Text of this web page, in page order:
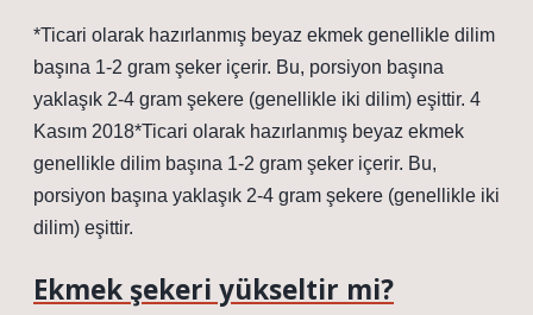
*Ticari olarak hazırlanmış beyaz ekmek genellikle dilim
başına 1-2 gram şeker içerir. Bu, porsiyon başına
yaklaşık 2-4 gram şekere (genellikle iki dilim) eşittir. 4
Kasım 2018*Ticari olarak hazırlanmış beyaz ekmek
genellikle dilim başına 1-2 gram şeker içerir. Bu,
porsiyon başına yaklaşık 2-4 gram şekere (genellikle iki
dilim) eşittir.
Ekmek şekeri yükseltir mi?